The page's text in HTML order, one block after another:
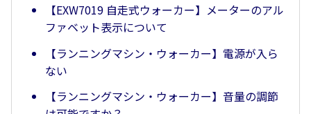
【EXW7019 自走式ウォーカー】メーターのアル
ファベット表示について
【ランニングマシン・ウォーカー】電源が入ら
ない
【ランニングマシン・ウォーカー】音量の調節